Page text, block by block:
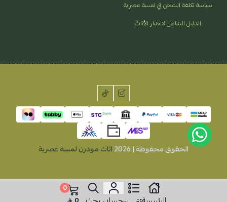
سياسة تكلفة الشحن في لمسة عصرية
الدليل الشامل لاختيار الأثاث
الحقوق محفوظة | 2026 اثاث مودرن لمسة عصرية
0